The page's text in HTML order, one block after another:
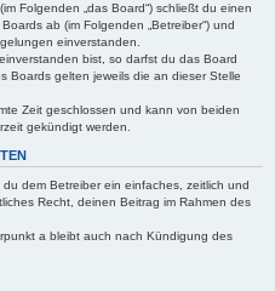
Folgenden „das Board“) schließt du einen
ab (im Folgenden „Betreiber“) und
einverstanden.
bist, so darfst du das Board
Boards gelten jeweils die an dieser Stelle
Zeit geschlossen und kann von beiden
gekündigt werden.
dem Betreiber ein einfaches, zeitlich und
Recht, deinen Beitrag im Rahmen des
a bleibt auch nach Kündigung des